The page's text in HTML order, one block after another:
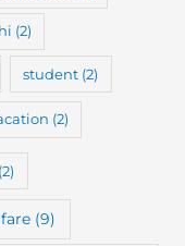
(2)
student (2)
(2)
(2)
(9)